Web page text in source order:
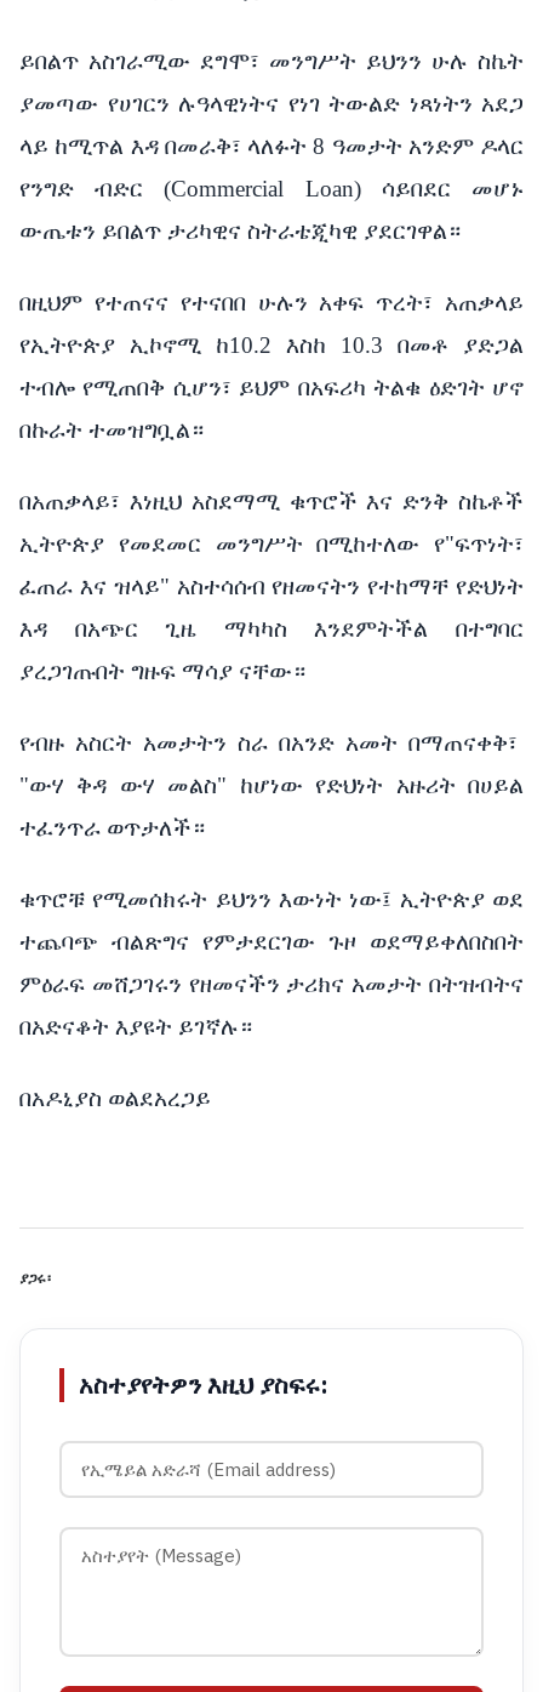
ይበልጥ አስገራሚው ደግሞ፣ መንግሥት ይህንን ሁሉ ስኬት
ያመጣው የሀገርን ሉዓላዊነትና የነገ ትውልድ ነጻነትን አደጋ
ላይ ከሚጥል እዳ በመራቅ፣ ላለፉት 8 ዓመታት አንድም ዶላር
የንግድ ብድር (Commercial Loan) ሳይበደር መሆኑ
ውጤቱን ይበልጥ ታሪካዊና ስትራቴጂካዊ ያደርገዋል።
በዚህም የተጠናና የተናበበ ሁሉን አቀፍ ጥረት፣ አጠቃላይ
የኢትዮጵያ ኢኮኖሚ ከ10.2 እስከ 10.3 በመቶ ያድጋል
ተብሎ የሚጠበቅ ሲሆን፣ ይህም በአፍሪካ ትልቁ ዕድገት ሆኖ
በኩራት ተመዝግቧል።
በአጠቃላይ፣ እነዚህ አስደማሚ ቁጥሮች እና ድንቅ ስኬቶች
ኢትዮጵያ የመደመር መንግሥት በሚከተለው የ"ፍጥነት፣
ፈጠራ እና ዝላይ" አስተሳሰብ የዘመናትን የተከማቸ የድህነት
እዳ በአጭር ጊዜ ማካካስ እንደምትችል በተግባር
ያረጋገጡበት ግዙፍ ማሳያ ናቸው።
የብዙ አስርት አመታትን ስራ በአንድ አመት በማጠናቀቅ፣
"ውሃ ቅዳ ውሃ መልስ" ከሆነው የድህነት አዙሪት በሀይል
ተፈንጥራ ወጥታለች።
ቁጥሮቹ የሚመሰክሩት ይህንን እውነት ነው፤ ኢትዮጵያ ወደ
ተጨባጭ ብልጽግና የምታደርገው ጉዞ ወደማይቀለበስበት
ምዕራፍ መሸጋገሩን የዘመናችን ታሪክና አመታት በትዝብትና
በአድናቆት እያዩት ይገኛሉ።
በአዶኒያስ ወልደአረጋይ
ያጋሩ፡
አስተያየትዎን እዚህ ያስፍሩ: